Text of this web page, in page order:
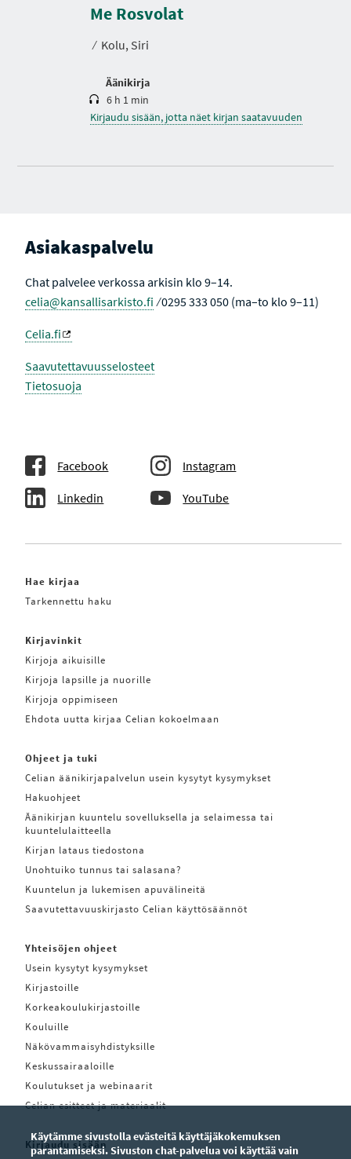
Me Rosvolat
⁄ Kolu, Siri
Äänikirja
s
t
6 h 1 min
Kirjaudu sisään, jotta näet kirjan saatavuuden
Asiakaspalvelu
Chat palvelee verkossa arkisin klo 9–14.
celia@kansallisarkisto.fi ⁄ 0295 333 050 (ma–to klo 9–11)
Celia.fi
Saavutettavuusselosteet
Tietosuoja
Facebook Instagram
Linkedin YouTube
Hae kirjaa
Tarkennettu haku
Kirjavinkit
Kirjoja aikuisille
Kirjoja lapsille ja nuorille
Kirjoja oppimiseen
Ehdota uutta kirjaa Celian kokoelmaan
Ohjeet ja tuki
Celian äänikirjapalvelun usein kysytyt kysymykset
Hakuohjeet
Äänikirjan kuuntelu sovelluksella ja selaimessa tai
kuuntelulaitteella
Kirjan lataus tiedostona
Unohtuiko tunnus tai salasana?
Kuuntelun ja lukemisen apuvälineitä
Saavutettavuuskirjasto Celian käyttösäännöt
Yhteisöjen ohjeet
Usein kysytyt kysymykset
Kirjastoille
Korkeakoulukirjastoille
Kouluille
Näkövammaisyhdistyksille
Keskussairaaloille
Koulutukset ja webinaarit
Celian esitteet ja materiaalit
Kirjaudu sisään
Käytämme sivustolla evästeitä käyttäjäkokemuksen
parantamiseksi. Sivuston chat-palvelua voi käyttää vain